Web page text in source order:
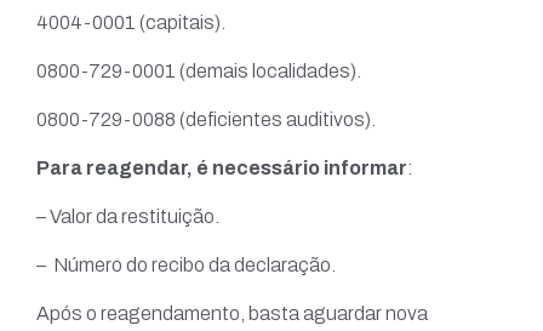
4004-0001 (capitais).
0800-729-0001 (demais localidades).
0800-729-0088 (deficientes auditivos).
Para reagendar, é necessário informar:
– Valor da restituição.
– Número do recibo da declaração.
Após o reagendamento, basta aguardar nova